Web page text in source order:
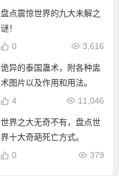
盘点震惊世界的九大未解之
谜！
3,616
0
诡异的泰国蛊术，附各种盅
术图片以及作用和用法。
11,046
4
世界之大无奇不有，盘点世
界十大奇葩死亡方式。
379
0